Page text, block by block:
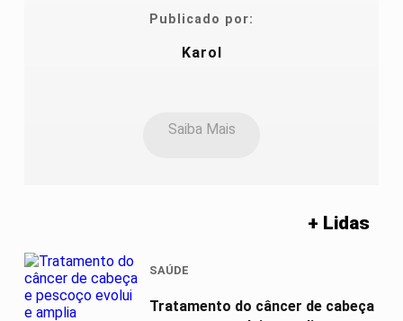
Publicado por:
Karol
Saiba Mais
+ Lidas
SAÚDE
Tratamento do câncer de cabeça